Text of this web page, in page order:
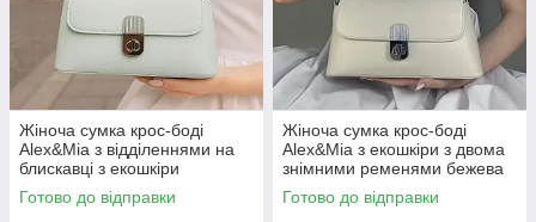
Жіноча сумка крос-боді
Alex&Mia з відділеннями на
блискавці з екошкіри
блакитна
Готово до відправки
Жіноча сумка крос-боді
Alex&Mia з екошкіри з двома
знімними ременями бежева
Готово до відправки